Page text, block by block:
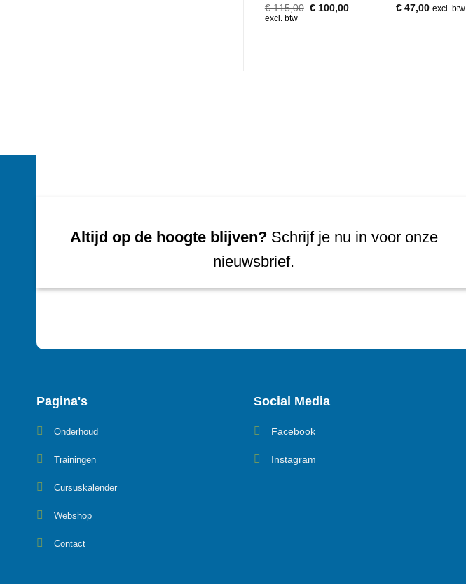
€115,00 Oorspronkelijke
€ 100,00Huidige
excl. btw
€47,00 excl. btw
Altijd op de hoogte blijven?Schrijf je nu in voor onze
nieuwsbrief.
Pagina's
Onderhoud
Trainingen
Cursuskalender
Webshop
Contact
Social Media
Facebook
Instagram